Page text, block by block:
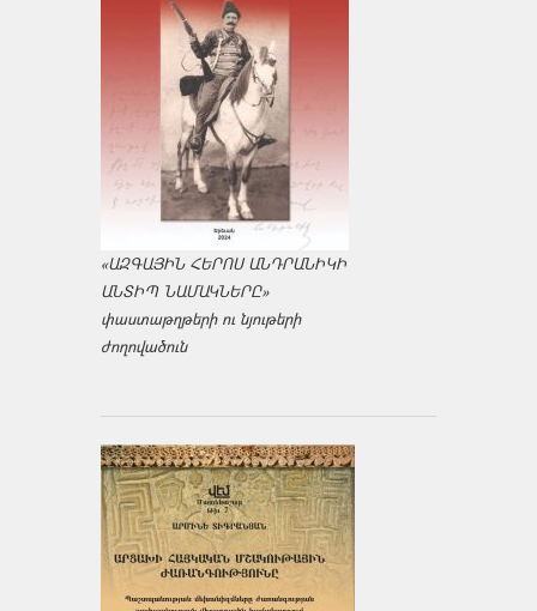
«ԱԶԳԱՅԻՆ ՀԵՐՈՍ ԱՆԴՐԱՆԻԿԻ
ԱՆՏԻՊ ՆԱՄԱԿՆԵՐԸ»
փաստաթղթերի ու նյութերի
ժողովածուն